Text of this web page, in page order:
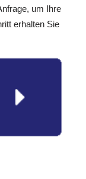
um Ihre
erhalten Sie